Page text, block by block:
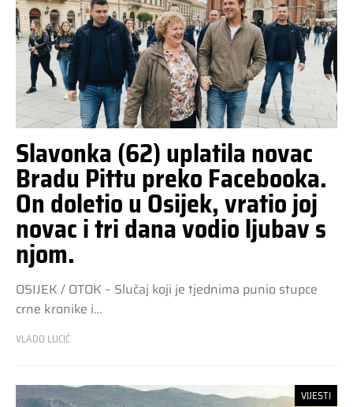
Slavonka (62) uplatila novac
Bradu Pittu preko Facebooka.
On doletio u Osijek, vratio joj
novac i tri dana vodio ljubav s
njom.
OSIJEK / OTOK – Slučaj koji je tjednima punio stupce
crne kronike i…
VLADO LUCIĆ
VIJESTI